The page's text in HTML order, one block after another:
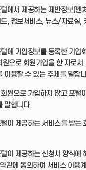
털에서 제공하는 제반정보(벤
, 정보서비스, 뉴스/자료실,
털에 기업정보를 등록한 기업
원으로 회원가입을 한 자로서
이용할 수 있는 주체를 말합
회원으로 가입하지 않고 포털
말합니다.
털이 제공하는 서비스를 받는
털이 제공하는 신청서 양식에
관에 동의하여 서비스 이용